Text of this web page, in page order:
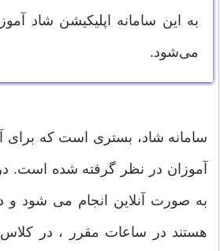
به این سامانه اپلیکیشن شاد
می‌شود.
سامانه شاد، بستری است که
آموزان در نظر گرفته شده است.
به صورت آنلاین انجام می شود
هستند در ساعات مقرر ، در